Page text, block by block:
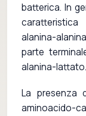
batterica. In
alanina-
parte
alanina-lattato.
La presenza